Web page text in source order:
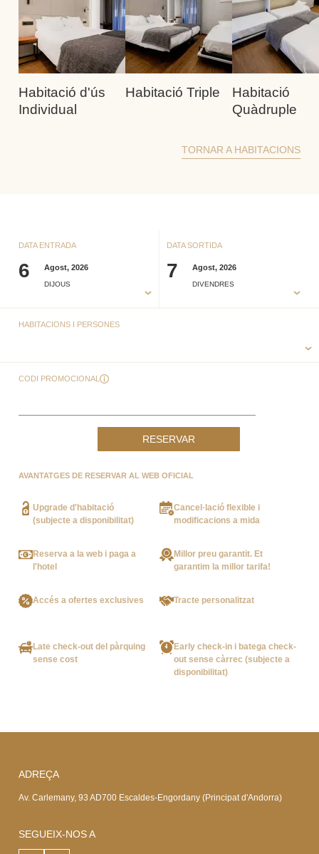
Habitació d'ús
Individual
Habitació Triple
Habitació
Quàdruple
TORNAR A HABITACIONS
DATA ENTRADA
6 Agost, 2026
DIJOUS
DATA SORTIDA
7 Agost, 2026
DIVENDRES
HABITACIONS I PERSONES
CODI PROMOCIONAL
RESERVAR
AVANTATGES DE RESERVAR AL WEB OFICIAL
Upgrade d'habitació
(subjecte a disponibilitat)
Cancel·lació flexible i
modificacions a mida
Reserva a la web i paga a
l'hotel
Millor preu garantit. Et
garantim la millor tarifa!
Accés a ofertes exclusives Tracte personalitzat
Late check-out del pàrquing
sense cost
Early check-in i batega check-
out sense càrrec (subjecte a
disponibilitat)
ADREÇA
Av. Carlemany, 93 AD700 Escaldes-Engordany (Principat d'Andorra)
SEGUEIX-NOS A